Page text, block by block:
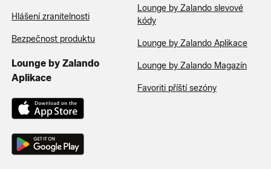
Hlášení zranitelnosti
Bezpečnost produktu
Lounge by Zalando
Aplikace
Lounge by Zalando slevové
kódy
Lounge by Zalando Aplikace
Lounge by Zalando Magazín
Favoriti příští sezóny